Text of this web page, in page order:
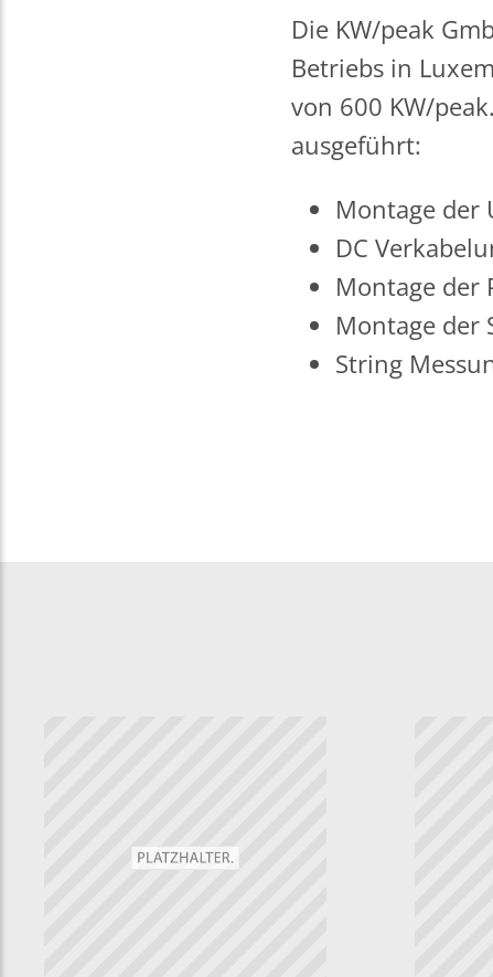
Die KW/peak
Betriebs in
von 600 KW/
ausgeführt:
Montage
DC
Montage der
Montage der
String